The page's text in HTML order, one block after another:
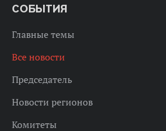
СОБЫТИЯ
Главные темы
Все новости
Председатель
Новости регионов
Комитеты